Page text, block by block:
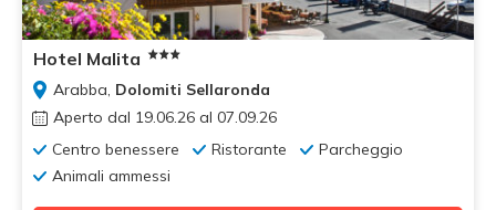
Hotel Malita
Arabba, Dolomiti Sellaronda
Aperto dal 19.06.26 al 07.09.26
Centro benessere
Ristorante
Parcheggio
Animali ammessi